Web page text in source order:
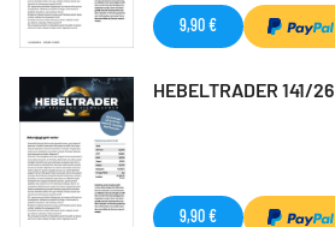
9,90 €
HEBELTRADER 141/26
9,90 €